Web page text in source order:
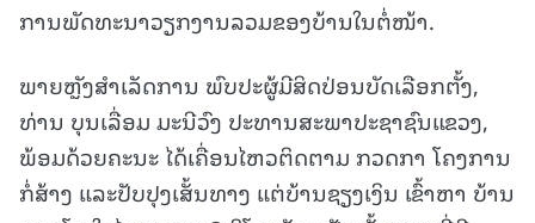
ການພັດທະນາວຽກງານລວມຂອງບ້ານໃນຕໍ່ໜ້າ.
ພາຍຫຼັງສຳເລັດການ ພົບປະຜູ້ມີສິດປ່ອນບັດເລືອກຕັ້ງ,
ທ່ານ ບຸນເລື່ອມ ມະນີວົງ ປະທານສະພາປະຊາຊົນແຂວງ,
ພ້ອມດ້ວຍຄະນະ ໄດ້ເຄື່ອນໄຫວຕິດຕາມ ກວດກາ ໂຄງການ
ກໍ່ສ້າງ ແລະປັບປຸງເສັ້ນທາງ ແຕ່ບ້ານຊຽງເງິນ ເຂົ້າຫາ ບ້ານ